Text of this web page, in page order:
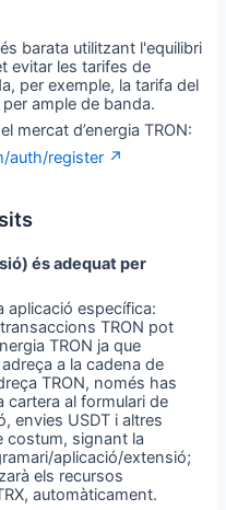
barata utilitzant l'equilibri
evitar les tarifes de
per exemple, la tarifa del
ample de banda.
mercat d’energia TRON:
auth/register ↗
és adequat per
aplicació específica:
TRON pot
TRON ja que
a la cadena de
TRON, només has
cartera al formulari de
envies USDT i altres
costum, signant la
aplicació/extensió;
els recursos
automàticament.